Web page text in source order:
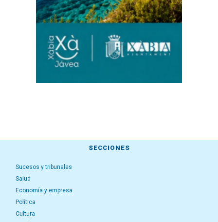
SECCIONES
Sucesos y tribunales
Salud
Economía y empresa
Política
Cultura